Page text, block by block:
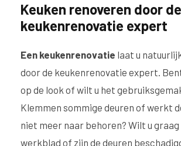
Keuken renoveren door de
keukenrenovatie expert
Een keukenrenovatie laat u
door de keukenrenovatie expert.
op de look of wilt u het
Klemmen sommige deuren of werkt
niet meer naar behoren? Wilt u
werkblad of zijn de deuren